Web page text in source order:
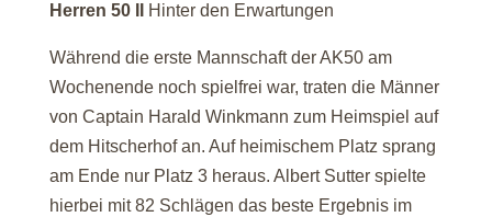
Herren 50 II Hinter den Erwartungen
Während die erste Mannschaft der AK50 am
Wochenende noch spielfrei war, traten die Männer
von Captain Harald Winkmann zum Heimspiel auf
dem Hitscherhof an. Auf heimischem Platz sprang
am Ende nur Platz 3 heraus. Albert Sutter spielte
hierbei mit 82 Schlägen das beste Ergebnis im